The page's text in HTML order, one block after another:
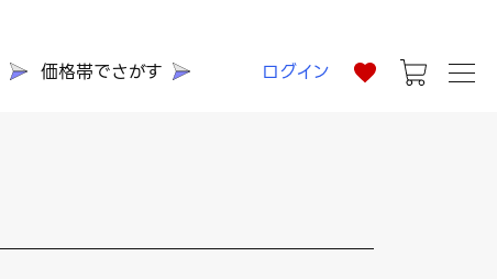
価格帯でさがす ログイン